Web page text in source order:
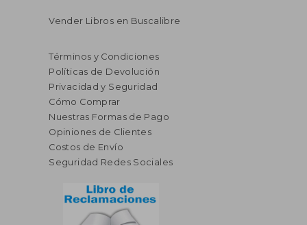
Vender Libros en Buscalibre
Términos y Condiciones
Políticas de Devolución
Privacidad y Seguridad
Cómo Comprar
Nuestras Formas de Pago
Opiniones de Clientes
Costos de Envío
Seguridad Redes Sociales